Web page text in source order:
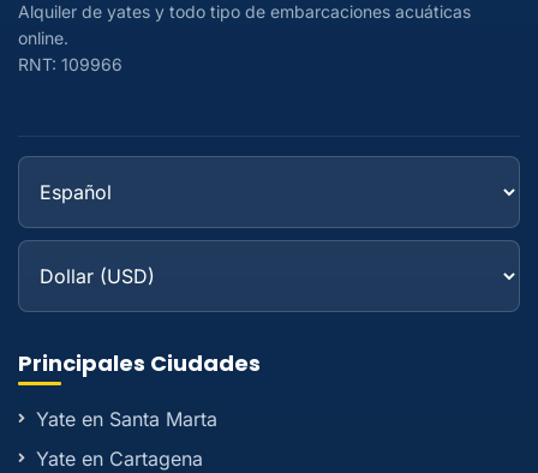
Alquiler de yates y todo tipo de embarcaciones acuáticas
online.
RNT: 109966
Principales Ciudades
Yate en Santa Marta
Yate en Cartagena